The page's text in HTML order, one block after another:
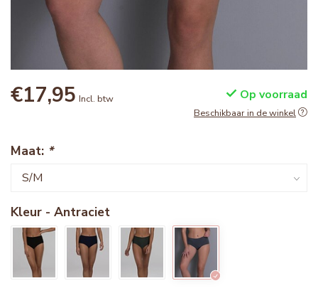
€17,95 Incl. btw Op voorraad
Beschikbaar in de winkel
Maat: *
Kleur - Antraciet